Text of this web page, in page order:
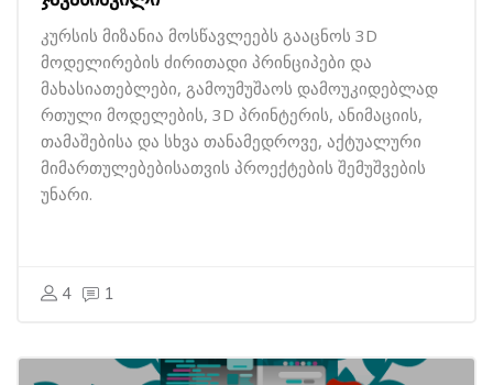
კურსის მიზანია მოსწავლეებს გააცნოს 3D
მოდელირების ძირითადი პრინციპები და
მახასიათებლები, გამოუმუშაოს დამოუკიდებლად
რთული მოდელების, 3D პრინტერის, ანიმაციის,
თამაშებისა და სხვა თანამედროვე, აქტუალური
მიმართულებებისათვის პროექტების შემუშვების
უნარი.
4 1